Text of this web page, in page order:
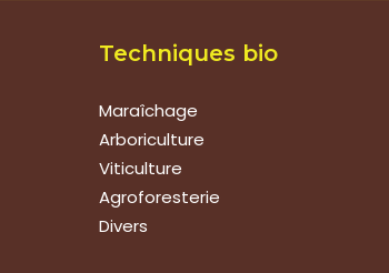
Techniques bio
Maraîchage
Arboriculture
Viticulture
Agroforesterie
Divers